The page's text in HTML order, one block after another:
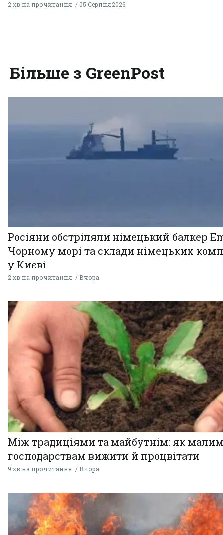
2 хв на прочитання 05 Серпня 2026
Більше з GreenPost
Росіяни обстріляли німецький балкер
Чорному морі та склади німецьких
у Києві
2 хв на прочитання Вчора
Між традиціями та майбутнім: як малим
господарствам вижити й процвітати
9 хв на прочитання Вчора